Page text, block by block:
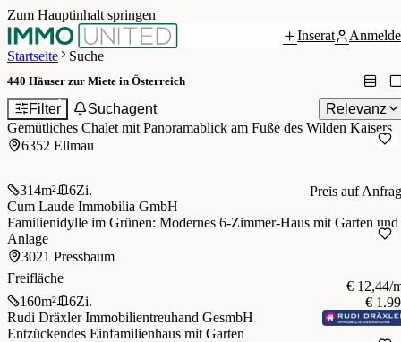
Zum Hauptinhalt springen
Inserat
Startseite
Suche
440 Häuser zur Miete in Österreich
Filter1 Suchagent
Relevanz
Gemütliches Chalet mit Panoramablick am Fuße des Wilden Kaisers
6352 Ellmau
314m² 6Zi.
Preis auf
Cum Laude Immobilia GmbH
Familienidylle im Grünen: Modernes 6-Zimmer-Haus mit Garten und
Anlage
3021 Pressbaum
Freifläche
160m² 6Zi.
€ 12,44/
€
Rudi Dräxler Immobilientreuhand GesmbH
Entzückendes Einfamilienhaus mit Garten